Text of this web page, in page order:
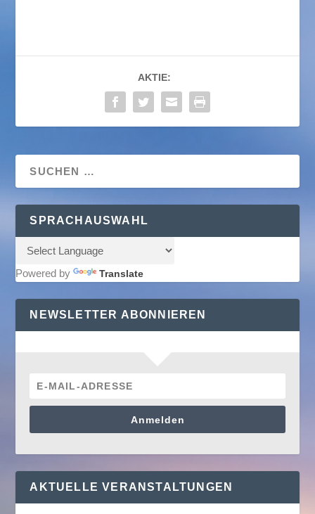
AKTIE:
SPRACHAUSWAHL
Powered by Translate
NEWSLETTER ABONNIEREN
Anmelden
AKTUELLE VERANSTALTUNGEN